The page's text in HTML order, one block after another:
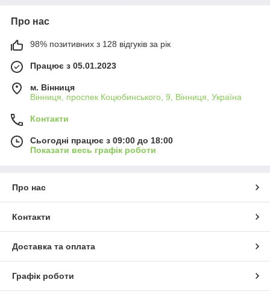
Про нас
98% позитивних з 128 відгуків за рік
Працює з 05.01.2023
м. Вінниця
Вінниця, проспек Коцюбинського, 9, Вінниця, Україна
Контакти
Сьогодні працює з 09:00 до 18:00
Показати весь графік роботи
Про нас
Контакти
Доставка та оплата
Графік роботи